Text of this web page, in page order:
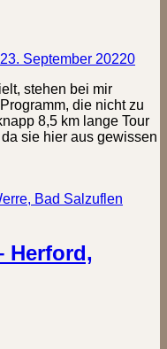
3. September 20220
stehen bei mir
die nicht zu
8,5 km lange Tour
sie hier aus gewissen
Herford,